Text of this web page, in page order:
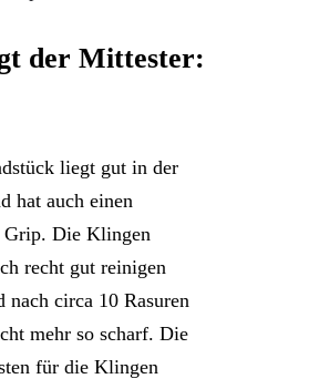
der Mittester:
liegt gut in der
hat auch einen
Grip. Die Klingen
recht gut reinigen
nach circa 10 Rasuren
mehr so scharf. Die
für die Klingen